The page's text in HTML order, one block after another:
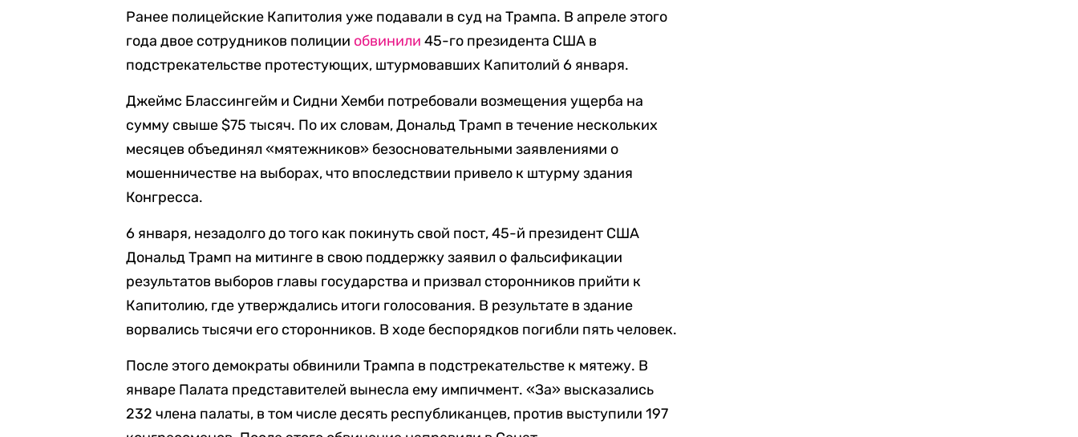
Ранее полицейские Капитолия уже подавали в суд на Трампа. В апреле этого
года двое сотрудников полиции обвинили 45-го президента США в
подстрекательстве протестующих, штурмовавших Капитолий 6 января.
Джеймс Блассингейм и Сидни Хемби потребовали возмещения ущерба на
сумму свыше $75 тысяч. По их словам, Дональд Трамп в течение нескольких
месяцев объединял «мятежников» безосновательными заявлениями о
мошенничестве на выборах, что впоследствии привело к штурму здания
Конгресса.
6 января, незадолго до того как покинуть свой пост, 45-й президент США
Дональд Трамп на митинге в свою поддержку заявил о фальсификации
результатов выборов главы государства и призвал сторонников прийти к
Капитолию, где утверждались итоги голосования. В результате в здание
ворвались тысячи его сторонников. В ходе беспорядков погибли пять человек.
После этого демократы обвинили Трампа в подстрекательстве к мятежу. В
январе Палата представителей вынесла ему импичмент. «За» высказались
232 члена палаты, в том числе десять республиканцев, против выступили 197